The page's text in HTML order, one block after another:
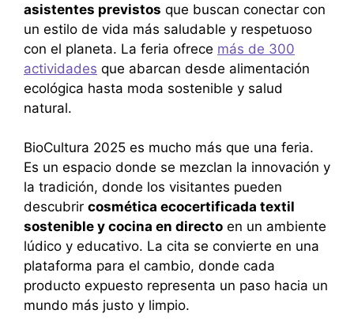
asistentes previstos que buscan conectar con
un estilo de vida más saludable y respetuoso
con el planeta. La feria ofrece más de 300
actividades que abarcan desde alimentación
ecológica hasta moda sostenible y salud
natural.
BioCultura 2025 es mucho más que una feria.
Es un espacio donde se mezclan la innovación y
la tradición, donde los visitantes pueden
descubrir cosmética ecocertificada textil
sostenible y cocina en directo en un ambiente
lúdico y educativo. La cita se convierte en una
plataforma para el cambio, donde cada
producto expuesto representa un paso hacia un
mundo más justo y limpio.